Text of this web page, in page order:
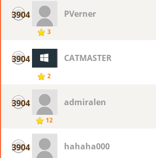
3904
3
PVerner
3904
2
CATMASTER
3904
12
admiralen
3904 hahaha000